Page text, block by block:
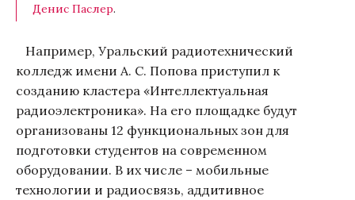
Денис Паслер.
Например, Уральский радиотехнический
колледж имени А. С. Попова приступил к
созданию кластера «Интеллектуальная
радиоэлектроника». На его площадке будут
организованы 12 функциональных зон для
подготовки студентов на современном
оборудовании. В их числе – мобильные
технологии и радиосвязь, аддитивное